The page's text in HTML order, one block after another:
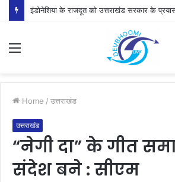
इंडोनेशिया के राजदूत को उत्तराखंड सरकार के
Menu
Home / उत्तराखंड
उत्तराखंड
“नेगी दा” के गीत
संदेश बने : सीएम